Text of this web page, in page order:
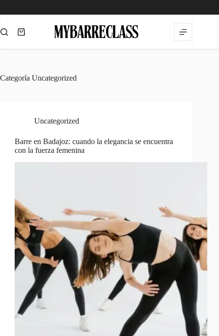
Carro
Categoría Uncategorized
Uncategorized
Barre en Badajoz: cuando la elegancia se encuentra
con la fuerza femenina